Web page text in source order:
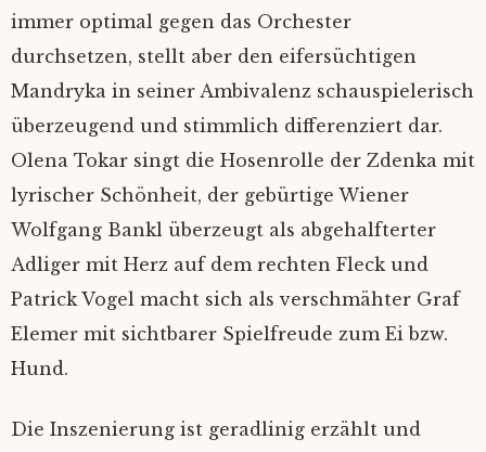
immer optimal gegen das Orchester
durchsetzen, stellt aber den eifersüchtigen
Mandryka in seiner Ambivalenz schauspielerisch
überzeugend und stimmlich differenziert dar.
Olena Tokar singt die Hosenrolle der Zdenka mit
lyrischer Schönheit, der gebürtige Wiener
Wolfgang Bankl überzeugt als abgehalfterter
Adliger mit Herz auf dem rechten Fleck und
Patrick Vogel macht sich als verschmähter Graf
Elemer mit sichtbarer Spielfreude zum Ei bzw.
Hund.
Die Inszenierung ist geradlinig erzählt und